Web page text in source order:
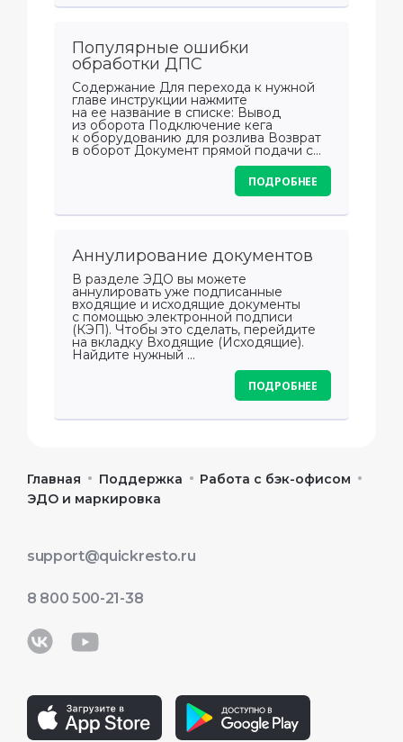
Популярные ошибки
обработки ДПС
Содержание Для перехода к нужной
главе инструкции нажмите
на ее название в списке: Вывод
из оборота Подключение кега
к оборудованию для розлива Возврат
в оборот Документ прямой подачи с...
ПОДРОБНЕЕ
Аннулирование документов
В разделе ЭДО вы можете
аннулировать уже подписанные
входящие и исходящие документы
с помощью электронной подписи
(КЭП). Чтобы это сделать, перейдите
на вкладку Входящие (Исходящие).
Найдите нужный ...
ПОДРОБНЕЕ
Главная • Поддержка • Работа с бэк-офисом •
ЭДО и маркировка
support@quickresto.ru
8 800 500-21-38